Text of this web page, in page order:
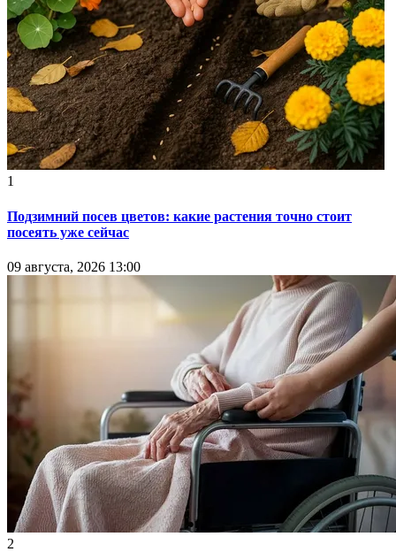
1
Подзимний посев цветов: какие растения точно стоит
посеять уже сейчас
09 августа, 2026 13:00
2